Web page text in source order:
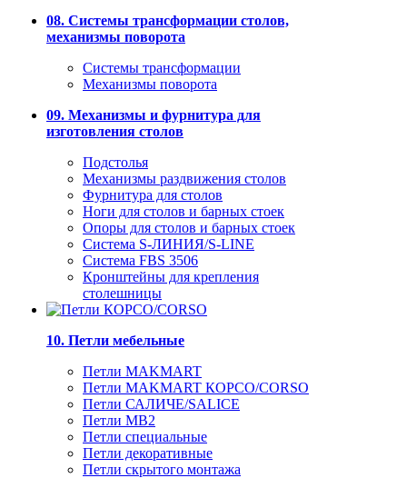
08. Системы трансформации столов,
механизмы поворота
Системы трансформации
Механизмы поворота
09. Механизмы и фурнитура для
изготовления столов
Подстолья
Механизмы раздвижения столов
Фурнитура для столов
Ноги для столов и барных стоек
Опоры для столов и барных стоек
Система S-ЛИНИЯ/S-LINE
Система FBS 3506
Кронштейны для крепления
столешницы
10. Петли мебельные
Петли MAKMART
Петли MAKMART КОРСО/CORSO
Петли САЛИЧЕ/SALICE
Петли MB2
Петли специальные
Петли декоративные
Петли скрытого монтажа